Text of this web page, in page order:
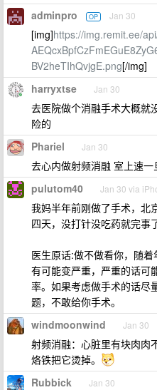
adminpro OP Jan 30
[img]https://img.remit.ee/
BV2heTIhQvjgE.png[/img]
harryxtse Jan 30
去医院做个消融手术大概就
险的
Phariel Jan 30
去心内做射频消融 室上速
pulutom40 Jan 30 via
我妈半年前刚做了手术，北
四天，没打针没吃药就完事
医生原话:做不做看你，随
有可能变严重，严重的话可
率。如果考虑做手术的话尽
题，不敢给你手术。
windmoonwind Jan 30
射频消融：心脏里有块肉肉
烙铁把它烫掉。
Rubbick Jan 30